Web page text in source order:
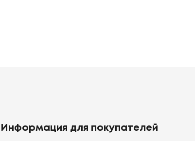
Информация для покупателей